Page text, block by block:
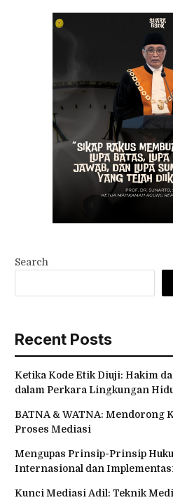
Search
Recent Posts
Ketika Kode Etik Diuji: Hakim
dalam Perkara Lingkungan
BATNA & WATNA: Mendorong
Proses Mediasi
Mengupas Prinsip-Prinsip
Internasional dan
Kunci Mediasi Adil: Teknik